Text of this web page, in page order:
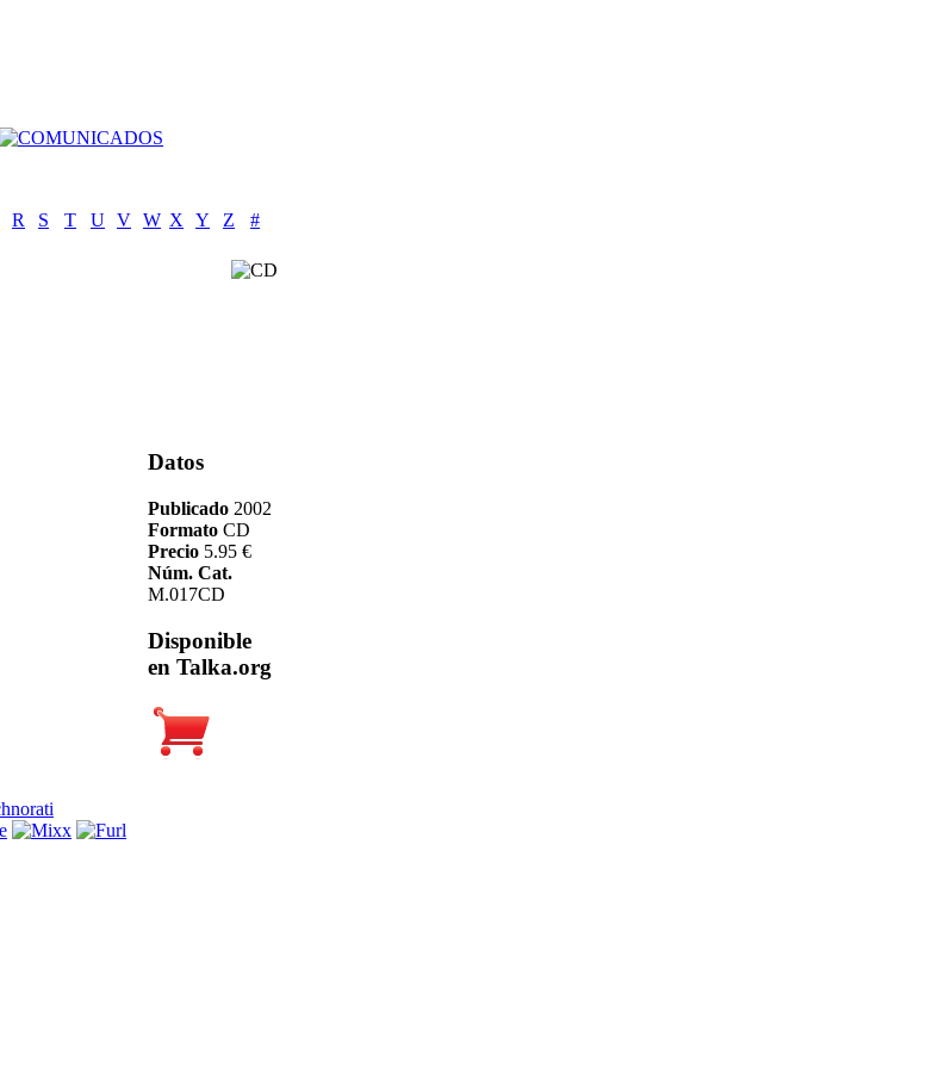
R S T U V W X Y Z #
Datos
Publicado 2002
Formato CD
Precio 5.95 €
Núm. Cat.
M.017CD
Disponible
en Talka.org